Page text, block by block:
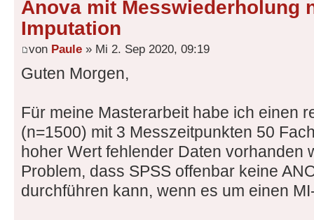
Anova mit Messwiederholung
Imputation
von Paule » Mi 2. Sep 2020, 09:19
Guten Morgen,
Für meine Masterarbeit habe ich einen
(n=1500) mit 3 Messzeitpunkten 50
hoher Wert fehlender Daten vorhanden
Problem, dass SPSS offenbar keine
durchführen kann, wenn es um einen